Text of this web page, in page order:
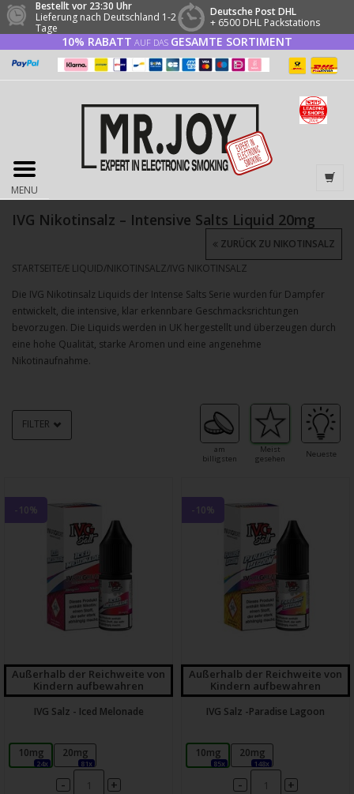
Bestellt vor 23:30 Uhr
Lieferung nach Deutschland 1-2
Tage
Deutsche Post DHL
+ 6500 DHL Packstations
10% RABATT AUF DAS GESAMTE SORTIMENT
MENU
IVG Nikotinsalz – Intensive Salts Liquid 20mg
STARTSEITE/E LIQUID/NIKOTINSALZ/IVG NIKOTINSALZ
ZURÜCK ZU NIKOTINSALZ
Die IVG Nikotinsalz Liquids der Intense Salts Serie wurden für Dampfer
entwickelt, die intensive, klar erkennbare Geschmacksrichtungen
bevorzugen. Die Liquids werden in UK hergestellt und überzeugen durch
eine hohe Qualität, starke Aromen und eine angenehme
Nikotinaufnahme.
am
billigsten
Meist
gesehen
Neueste
FILTER
-10%
Außerhalb der Reichweite von
Kindern aufbewahren
IVG Salz - Iced Melonade
10mg
24x
20mg
81x
- +
-10%
Außerhalb der Reichweite von
Kindern aufbewahren
IVG Salz -Paradise Lagoon
10mg
85x
20mg
148x
- +